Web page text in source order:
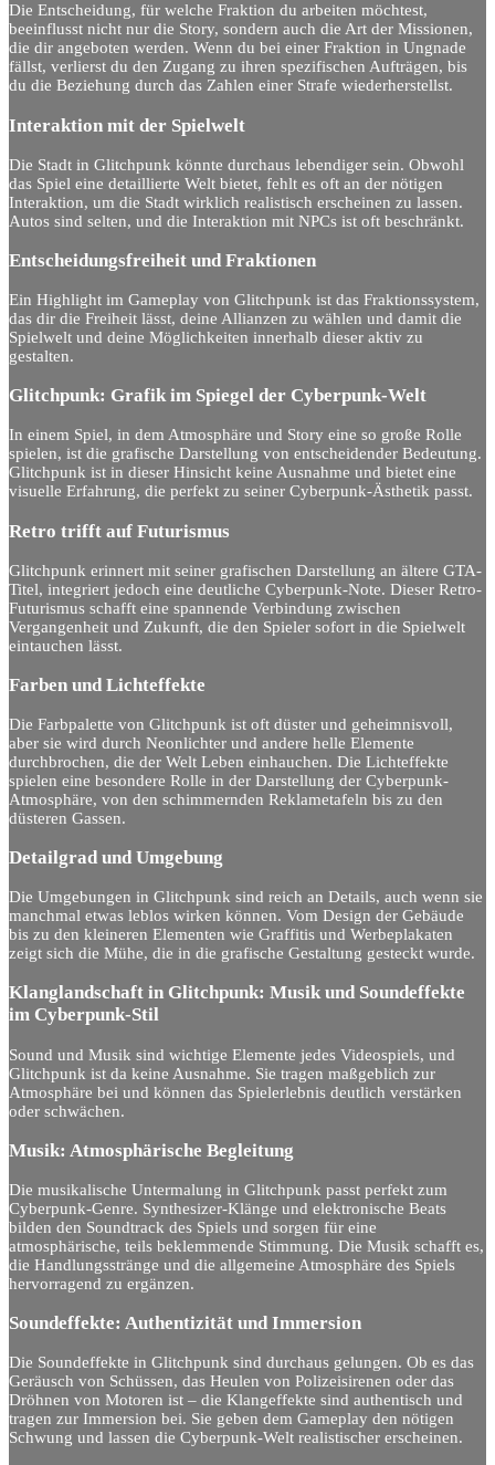
Die Entscheidung, für welche Fraktion du arbeiten möchtest,
beeinflusst nicht nur die Story, sondern auch die Art der Missionen,
die dir angeboten werden. Wenn du bei einer Fraktion in Ungnade
fällst, verlierst du den Zugang zu ihren spezifischen Aufträgen, bis
du die Beziehung durch das Zahlen einer Strafe wiederherstellst.
Interaktion mit der Spielwelt
Die Stadt in Glitchpunk könnte durchaus lebendiger sein. Obwohl
das Spiel eine detaillierte Welt bietet, fehlt es oft an der nötigen
Interaktion, um die Stadt wirklich realistisch erscheinen zu lassen.
Autos sind selten, und die Interaktion mit NPCs ist oft beschränkt.
Entscheidungsfreiheit und Fraktionen
Ein Highlight im Gameplay von Glitchpunk ist das Fraktionssystem,
das dir die Freiheit lässt, deine Allianzen zu wählen und damit die
Spielwelt und deine Möglichkeiten innerhalb dieser aktiv zu
gestalten.
Glitchpunk: Grafik im Spiegel der Cyberpunk-Welt
In einem Spiel, in dem Atmosphäre und Story eine so große Rolle
spielen, ist die grafische Darstellung von entscheidender Bedeutung.
Glitchpunk ist in dieser Hinsicht keine Ausnahme und bietet eine
visuelle Erfahrung, die perfekt zu seiner Cyberpunk-Ästhetik passt.
Retro trifft auf Futurismus
Glitchpunk erinnert mit seiner grafischen Darstellung an ältere GTA-
Titel, integriert jedoch eine deutliche Cyberpunk-Note. Dieser Retro-
Futurismus schafft eine spannende Verbindung zwischen
Vergangenheit und Zukunft, die den Spieler sofort in die Spielwelt
eintauchen lässt.
Farben und Lichteffekte
Die Farbpalette von Glitchpunk ist oft düster und geheimnisvoll,
aber sie wird durch Neonlichter und andere helle Elemente
durchbrochen, die der Welt Leben einhauchen. Die Lichteffekte
spielen eine besondere Rolle in der Darstellung der Cyberpunk-
Atmosphäre, von den schimmernden Reklametafeln bis zu den
düsteren Gassen.
Detailgrad und Umgebung
Die Umgebungen in Glitchpunk sind reich an Details, auch wenn sie
manchmal etwas leblos wirken können. Vom Design der Gebäude
bis zu den kleineren Elementen wie Graffitis und Werbeplakaten
zeigt sich die Mühe, die in die grafische Gestaltung gesteckt wurde.
Klanglandschaft in Glitchpunk: Musik und Soundeffekte
im Cyberpunk-Stil
Sound und Musik sind wichtige Elemente jedes Videospiels, und
Glitchpunk ist da keine Ausnahme. Sie tragen maßgeblich zur
Atmosphäre bei und können das Spielerlebnis deutlich verstärken
oder schwächen.
Musik: Atmosphärische Begleitung
Die musikalische Untermalung in Glitchpunk passt perfekt zum
Cyberpunk-Genre. Synthesizer-Klänge und elektronische Beats
bilden den Soundtrack des Spiels und sorgen für eine
atmosphärische, teils beklemmende Stimmung. Die Musik schafft es,
die Handlungsstränge und die allgemeine Atmosphäre des Spiels
hervorragend zu ergänzen.
Soundeffekte: Authentizität und Immersion
Die Soundeffekte in Glitchpunk sind durchaus gelungen. Ob es das
Geräusch von Schüssen, das Heulen von Polizeisirenen oder das
Dröhnen von Motoren ist – die Klangeffekte sind authentisch und
tragen zur Immersion bei. Sie geben dem Gameplay den nötigen
Schwung und lassen die Cyberpunk-Welt realistischer erscheinen.